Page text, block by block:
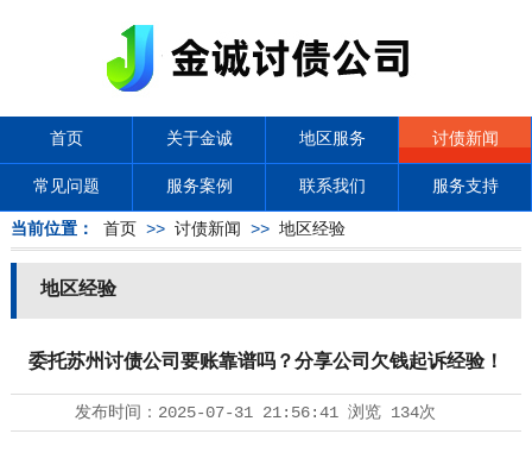
首页 关于金诚 地区服务 讨债新闻
常见问题 服务案例 联系我们 服务支持
当前位置： 首页 >> 讨债新闻 >> 地区经验
地区经验
委托苏州讨债公司要账靠谱吗？分享公司欠钱起诉经验！
发布时间： 2025-07-31 21:56:41浏览 134次